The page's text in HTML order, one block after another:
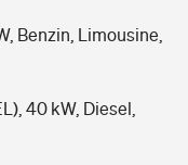
Benzin, Limousine,
40 kW, Diesel,